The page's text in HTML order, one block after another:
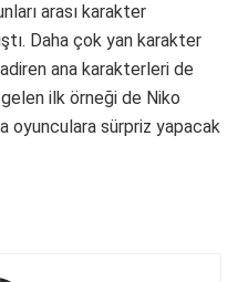
arası karakter
Daha çok yan karakter
ana karakterleri de
ilk örneği de Niko
oyunculara sürpriz yapacak